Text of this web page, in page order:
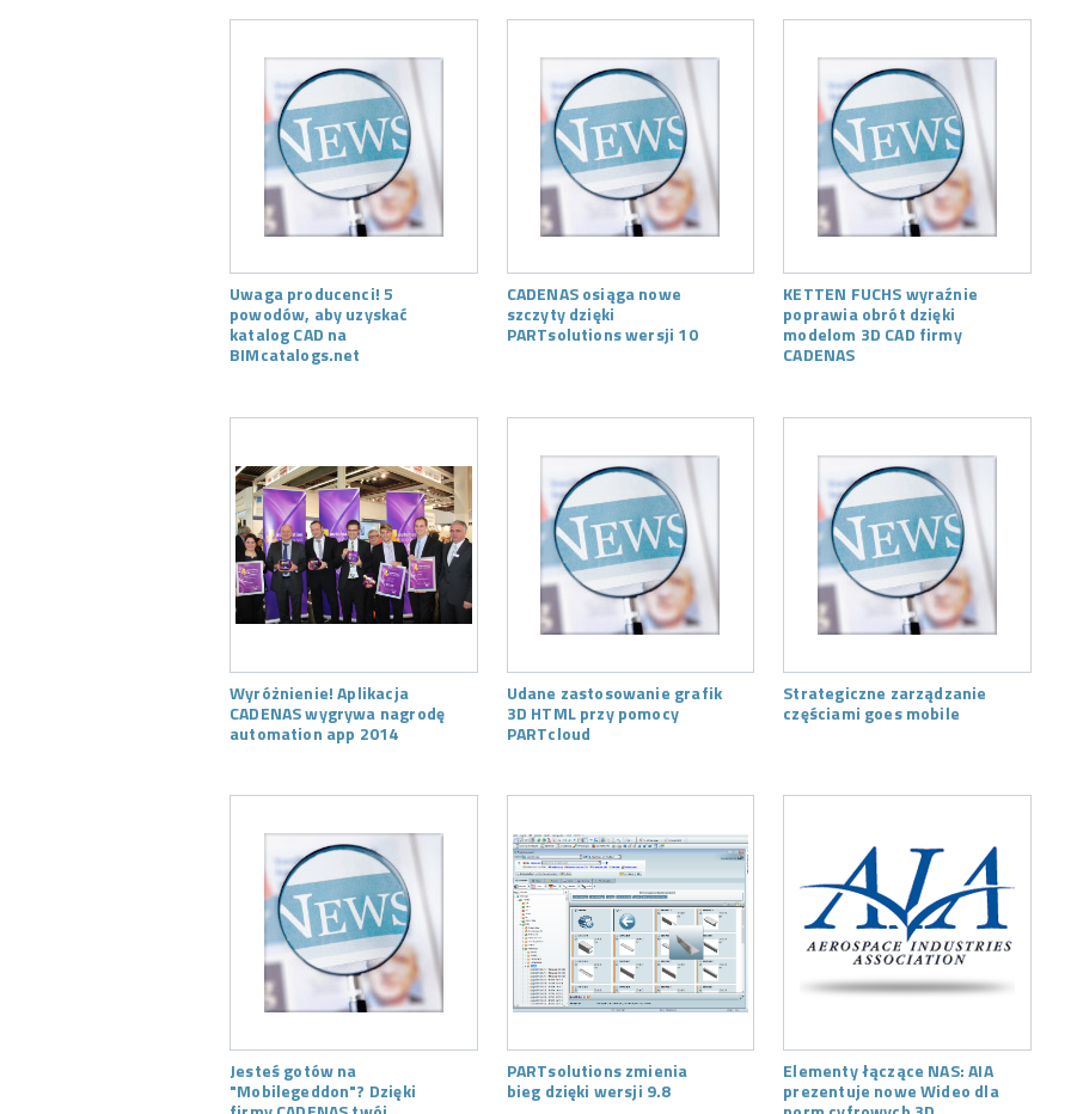
Uwaga producenci! 5
powodów, aby uzyskać
katalog CAD na
BIMcatalogs.net
CADENAS osiąga nowe
szczyty dzięki
PARTsolutions wersji 10
KETTEN FUCHS wyraźnie
poprawia obrót dzięki
modelom 3D CAD firmy
CADENAS
Wyróżnienie! Aplikacja
CADENAS wygrywa nagrodę
automation app 2014
Udane zastosowanie grafik
3D HTML przy pomocy
PARTcloud
Strategiczne zarządzanie
częściami goes mobile
Jesteś gotów na
"Mobilegeddon"? Dzięki
PARTsolutions zmienia
bieg dzięki wersji 9.8
Elementy łączące NAS: AIA
prezentuje nowe Wideo dla